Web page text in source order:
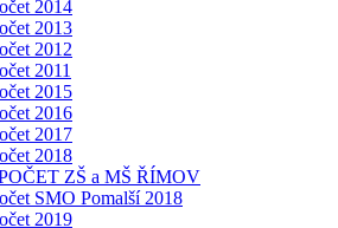
2014
2013
2012
2011
2015
2016
2017
2018
ZŠ a MŠ ŘÍMOV
SMO Pomalší 2018
2019